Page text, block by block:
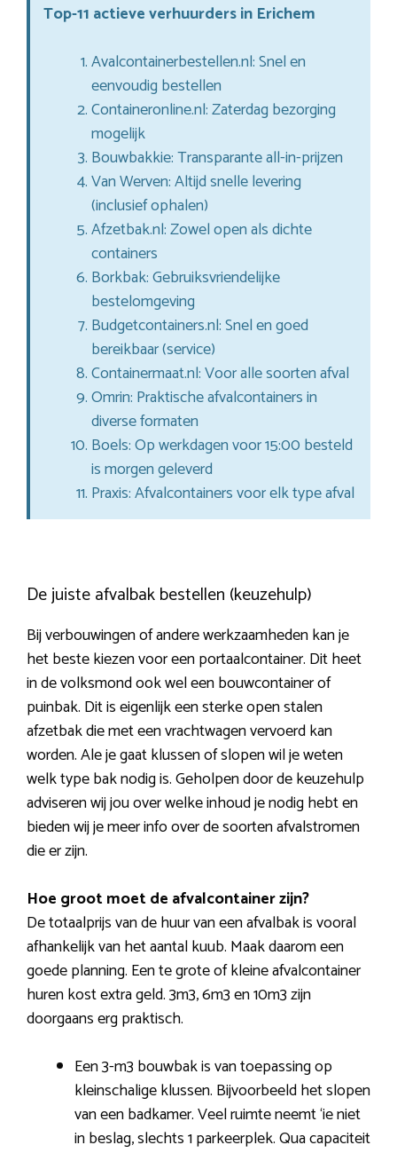
Top-11 actieve verhuurders in Erichem
Avalcontainerbestellen.nl: Snel en
eenvoudig bestellen
Containeronline.nl: Zaterdag bezorging
mogelijk
Bouwbakkie: Transparante all-in-prijzen
Van Werven: Altijd snelle levering
(inclusief ophalen)
Afzetbak.nl: Zowel open als dichte
containers
Borkbak: Gebruiksvriendelijke
bestelomgeving
Budgetcontainers.nl: Snel en goed
bereikbaar (service)
Containermaat.nl: Voor alle soorten afval
Omrin: Praktische afvalcontainers in
diverse formaten
Boels: Op werkdagen voor 15:00 besteld
is morgen geleverd
Praxis: Afvalcontainers voor elk type afval
De juiste afvalbak bestellen (keuzehulp)
Bij verbouwingen of andere werkzaamheden kan je
het beste kiezen voor een portaalcontainer. Dit heet
in de volksmond ook wel een bouwcontainer of
puinbak. Dit is eigenlijk een sterke open stalen
afzetbak die met een vrachtwagen vervoerd kan
worden. Ale je gaat klussen of slopen wil je weten
welk type bak nodig is. Geholpen door de keuzehulp
adviseren wij jou over welke inhoud je nodig hebt en
bieden wij je meer info over de soorten afvalstromen
die er zijn.
Hoe groot moet de afvalcontainer zijn?
De totaalprijs van de huur van een afvalbak is vooral
afhankelijk van het aantal kuub. Maak daarom een
goede planning. Een te grote of kleine afvalcontainer
huren kost extra geld. 3m3, 6m3 en 10m3 zijn
doorgaans erg praktisch.
Een 3-m3 bouwbak is van toepassing op
kleinschalige klussen. Bijvoorbeeld het slopen
van een badkamer. Veel ruimte neemt ‘ie niet
in beslag, slechts 1 parkeerplek. Qua capaciteit